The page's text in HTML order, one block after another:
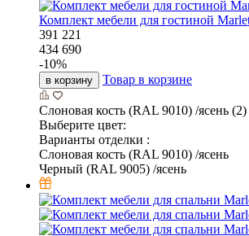
Комплект мебели для гостиной
391 221
434 690
-10%
в корзину Товар в корзине
Слоновая кость (RAL 9010) /ясень (2)
Выберите цвет:
Варианты отделки :
Слоновая кость (RAL 9010) /ясень
Черный (RAL 9005) /ясень